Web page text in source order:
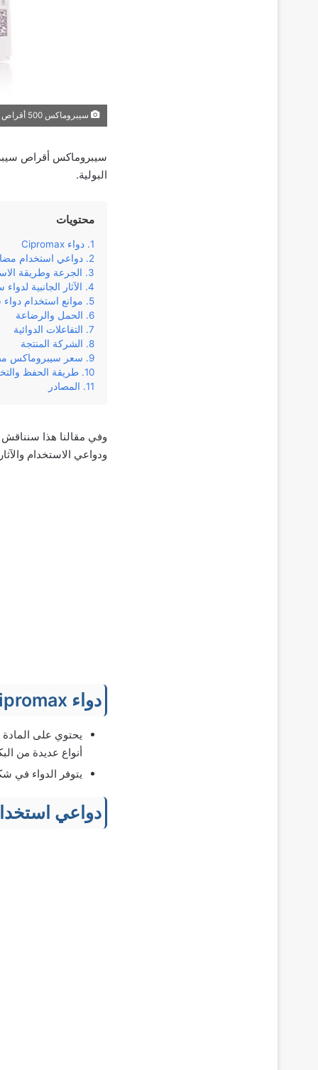
سيبروماكس 500 أقراص
سيبروماكس أقراص
البولية.
محتويات
دواء Cipromax
دواعي استخدام
الجرعة وطريقة
الآثار الجانبية
موانع استخدام
الحمل والرضاعة
التفاعلات الدوائية
الشركة المنتجة
سعر سيبروماكس
طريقة الحفظ
المصادر
‌ودواعي‌ ‌الاستخدام‌
دواء Cipromax
أنواع عديدة من
يتوفر الدواء في شكل
دواعي